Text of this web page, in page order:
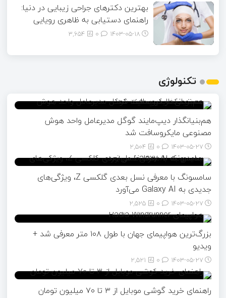
بهترین دکترهای جراحی زیبایی در دنیا:
راهنمای دستیابی به ظاهری رویایی
۱۴۰۳-۰۵-۱۸ 3,654
تکنولوژی
هم‌بنیانگذار دیپ‌مایند گوگل مدیرعامل واحد هوش
مصنوعی مایکروسافت شد
۱۴۰۳-۰۵-۲۷ 2,504
سامسونگ با معرفی نسل بعدی گلکسی Z، ویژگی‌های
جدیدی به Galaxy AI می‌آورد
۱۴۰۳-۰۵-۲۷ 2,525
بزرگ‌ترین هواپیمای جهان با طول ۱۰۸ متر معرفی شد +
ویدیو
۱۴۰۳-۰۵-۲۷ 2,521
راهنمای خرید گوشی موبایل از ٣ تا ۷۰ میلیون تومان